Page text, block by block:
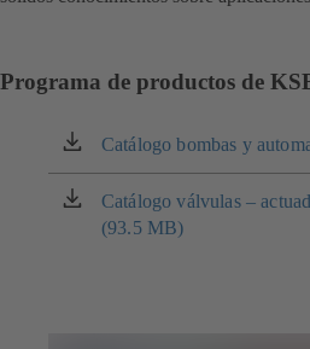
Programa de productos de
Catálogo bombas y
(se
abre
en
una
Catálogo válvulas –
(93.5 MB)
(se
abre